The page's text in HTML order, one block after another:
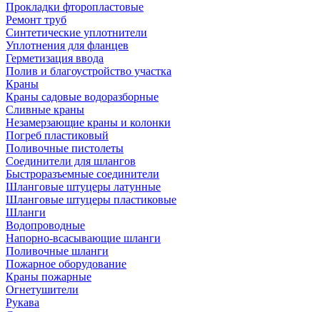
Прокладки фторопластовые
Ремонт труб
Синтетические уплотнители
Уплотнения для фланцев
Герметизация ввода
Полив и благоустройство участка
Краны
Краны садовые водоразборные
Сливные краны
Незамерзающие краны и колонки
Погреб пластиковый
Поливочные пистолеты
Соединители для шлангов
Быстроразъемные соединители
Шланговые штуцеры латунные
Шланговые штуцеры пластиковые
Шланги
Водопроводные
Напорно-всасывающие шланги
Поливочные шланги
Пожарное оборудование
Краны пожарные
Огнетушители
Рукава